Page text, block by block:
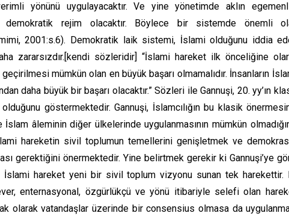
yönünü uygulayacaktır. Ve yine yönetimde aklın
rejim olacaktır. Böylece bir sistemde önemli
2001:s.6). Demokratik laik sistemi, İslami olduğunu iddia
zararsızdır.[kendi sözleridir] “İslami hareket ilk önceliğine
mümkün olan en büyük başarı olmamalıdır. İnsanların
daha büyük bir başarı olacaktır.” Sözleri ile Gannuşi, 20. yy’ın
göstermektedir. Gannuşi, İslamcılığın bu klasik
âleminin diğer ülkelerinde uygulanmasının mümkün
hareketin sivil toplumun temellerini genişletmek ve
gerektiğini önermektedir. Yine belirtmek gerekir ki Gannuşi’ye
İslami hareket yeni bir sivil toplum vizyonu sunan tek harekettir.
enternasyonal, özgürlükçü ve yönü itibariyle selefi olan
olarak vatandaşlar üzerinde bir consensius olmasa da